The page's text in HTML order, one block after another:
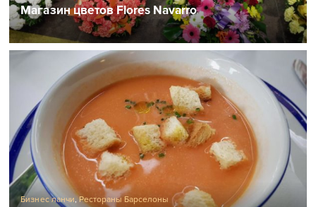
Магазин цветов Flores Navarro
Бизнес ланчи,Рестораны Барселоны